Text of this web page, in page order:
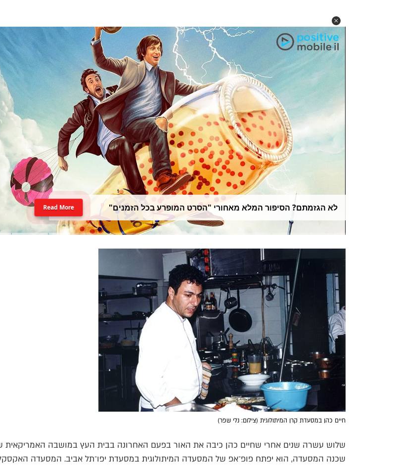
לא הגזמתם? הסיפור המלא מאחורי "הסרט המופרע בכל הזמנים" Read More
חיים כהן במסעדת קרן המיתולוגית (צילום: נלי שפר)
שלוש עשרה שנים אחרי שחיים כהן כיבה את האור בפעם האחרונה בבית העץ במושבה האמריקאית
שכנה המסעדה, הוא יפתח פופ־אפ של המסעדה המיתולוגית במסעדת יפו־תל אביב. המסעדה